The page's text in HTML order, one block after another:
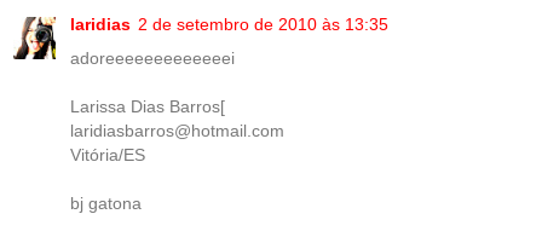
laridias 2 de setembro de 2010 às 13:35
adoreeeeeeeeeeeeei
Larissa Dias Barros[
laridiasbarros@hotmail.com
Vitória/ES
bj gatona